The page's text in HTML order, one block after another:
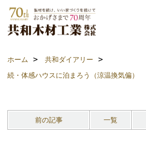
ホーム
共和ダイアリー
続・体感ハウスに泊まろう（涼温換気偏）
前の記事 一覧